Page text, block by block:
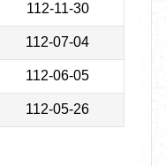
112-11-30
112-07-04
112-06-05
112-05-26